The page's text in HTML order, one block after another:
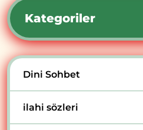
Kategoriler
Dini Sohbet
ilahi sözleri